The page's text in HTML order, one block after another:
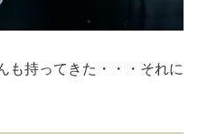
も持ってきた・・・それに